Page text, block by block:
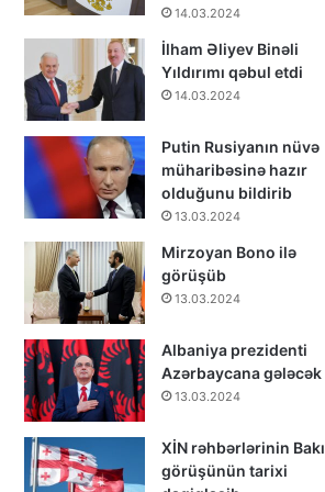
14.03.2024
İlham Əliyev Binəli
Yıldırımı qəbul etdi
14.03.2024
Putin Rusiyanın nüvə
müharibəsinə hazır
olduğunu bildirib
13.03.2024
Mirzoyan Bono ilə
görüşüb
13.03.2024
Albaniya prezidenti
Azərbaycana gələcək
13.03.2024
XİN rəhbərlərinin Bakı
görüşünün tarixi